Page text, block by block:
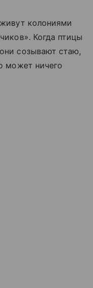
колониями
Когда птицы
созывают стаю,
может ничего